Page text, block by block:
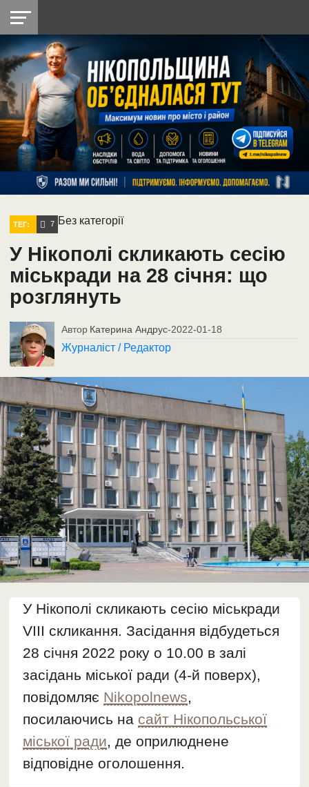
НІКОПОЛЬ
РАЙОН
СІЧЕСЛАВСЬКА
УКРАЇНА
РЕТРО
НІКОПОЛЬ
ЛАЙТ
УКРАЇНА
ДОПОМОГА
РАДІО
Без категорії
ТЕГ: 7
У Нікополі скликають сесію
міськради на 28 січня: що
розглянуть
Автор Катерина Андрус-2022-01-18
Журналіст / Редактор
У Нікополі скликають сесію міськради
VІІІ скликання. Засідання відбудеться
28 січня 2022 року о 10.00 в залі
засідань міської ради (4-й поверх),
повідомляє Nikopolnews,
посилаючись на сайт Нікопольської
міської ради, де оприлюднене
відповідне оголошення.